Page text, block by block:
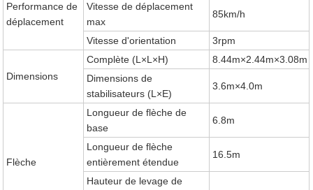
Performance de
déplacement
Vitesse de déplacement
max
85km/h
Vitesse d'orientation 3rpm
Dimensions
Complète (L×L×H)
8.44m×2.44m×3.08m
Dimensions de
stabilisateurs (L×E)
3.6m×4.0m
Flèche
Longueur de flèche de
base
6.8m
Longueur de flèche
entièrement étendue
16.5m
Hauteur de levage de